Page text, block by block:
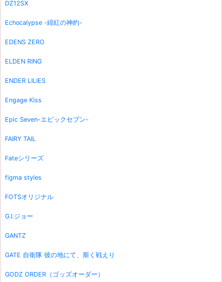
DZ12SX
Echocalypse -緋紅の神約-
EDENS ZERO
ELDEN RING
ENDER LILIES
Engage Kiss
Epic Seven-エピックセブン-
FAIRY TAIL
Fateシリーズ
figma styles
FOTSオリジナル
G.I.ジョー
GANTZ
GATE 自衛隊 彼の地にて、斯く戦えり
GODZ ORDER（ゴッズオーダー）